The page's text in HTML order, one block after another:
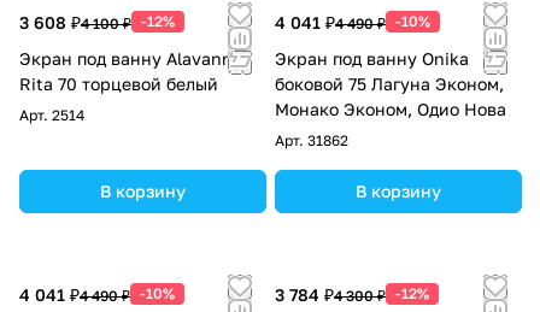
3 608 ₽4 100 ₽ -12%
Экран под ванну Alavann
Rita 70 торцевой белый
Арт. 2514
В корзину
4 041 ₽4 490 ₽ -10%
Экран под ванну Onika
боковой 75 Лагуна Эконом,
Монако Эконом, Одио Нова
Арт. 31862
В корзину
4 041 ₽4 490 ₽ -10% 3 784 ₽4 300 ₽ -12%